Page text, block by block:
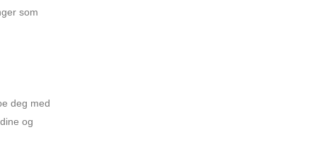
som
deg med
og